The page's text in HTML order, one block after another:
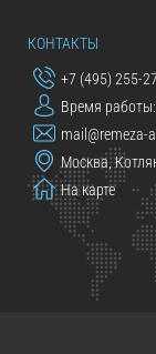
КОНТАКТЫ
+7 (495) 255-
Время
mail@remeza-
Москва,
На карте